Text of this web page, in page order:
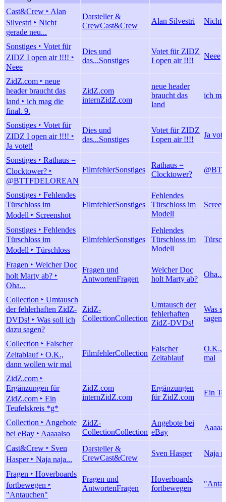
Cast&Crew ‣ Alan
Silvestri ‣ Nicht
gerade neu...
Darsteller &
CrewCast&Crew
Alan Silvestri Nicht
Sonstiges ‣ Votet für
ZIDZ I open air !!!! ‣
Neee
Dies und
das...Sonstiges
Votet für ZIDZ
I open air !!!!
Neee
ZidZ.com ‣ neue
header braucht das
land ‣ ich mag die
final. 9.
ZidZ.com
internZidZ.com
neue header
braucht das
land
ich
Sonstiges ‣ Votet für
ZIDZ I open air !!!! ‣
Ja votet!
Dies und
das...Sonstiges
Votet für ZIDZ
I open air !!!!
Ja
Sonstiges ‣ Rathaus =
Clocktower? ‣
@BTTFDELOREAN
FilmfehlerSonstiges
Rathaus =
Clocktower?
Sonstiges ‣ Fehlendes
Türschloss im
Modell ‣ Screenshot
FilmfehlerSonstiges
Fehlendes
Türschloss im
Modell
Sonstiges ‣ Fehlendes
Türschloss im
Modell ‣ Türschloss
FilmfehlerSonstiges
Fehlendes
Türschloss im
Modell
Fragen ‣ Welcher Doc
holt Marty ab? ‣
Oha...
Fragen und
AntwortenFragen
Welcher Doc
holt Marty ab?
Oha...
Collection ‣ Umtausch
der fehlerhaften ZidZ-
DVDs! ‣ Was soll ich
dazu sagen?
ZidZ-
CollectionCollection
Umtausch der
fehlerhaften
ZidZ-DVDs!
Was
sagen?
Collection ‣ Falscher
Zeitablauf ‣ O.K.,
dann wollen wir mal
FilmfehlerCollection
Falscher
Zeitablauf
O.K.,
mal
ZidZ.com ‣
Ergänzungen für
ZidZ.com ‣ Ein
Teufelskreis *g*
ZidZ.com
internZidZ.com
Ergänzungen
für ZidZ.com
Ein
Collection ‣ Angebote
bei eBay ‣ Aaaaalso
ZidZ-
CollectionCollection
Angebote bei
eBay
Cast&Crew ‣ Sven
Hasper ‣ Naja naja...
Darsteller &
CrewCast&Crew
Sven Hasper Naja
Fragen ‣ Hoverboards
fortbewegen ‣
"Antauchen"
Fragen und
AntwortenFragen
Hoverboards
fortbewegen